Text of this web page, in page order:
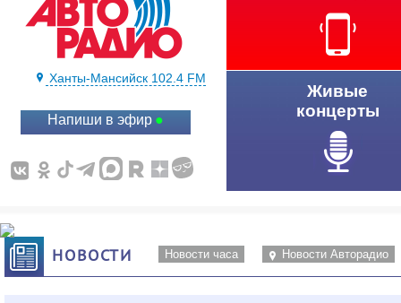
Ханты-Мансийск 102.4 FM
Напиши в эфир
Живые
концерты
НОВОСТИ Новости часа Новости Авторадио